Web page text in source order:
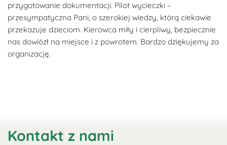
przygotowanie dokumentacji. Pilot wycieczki –
przesympatyczna Pani, o szerokiej wiedzy, którą ciekawie
przekazuje dzieciom. Kierowca miły i cierpliwy, bezpiecznie
nas dowiózł na miejsce i z powrotem. Bardzo dziękujemy za
organizację.
Kontakt z nami